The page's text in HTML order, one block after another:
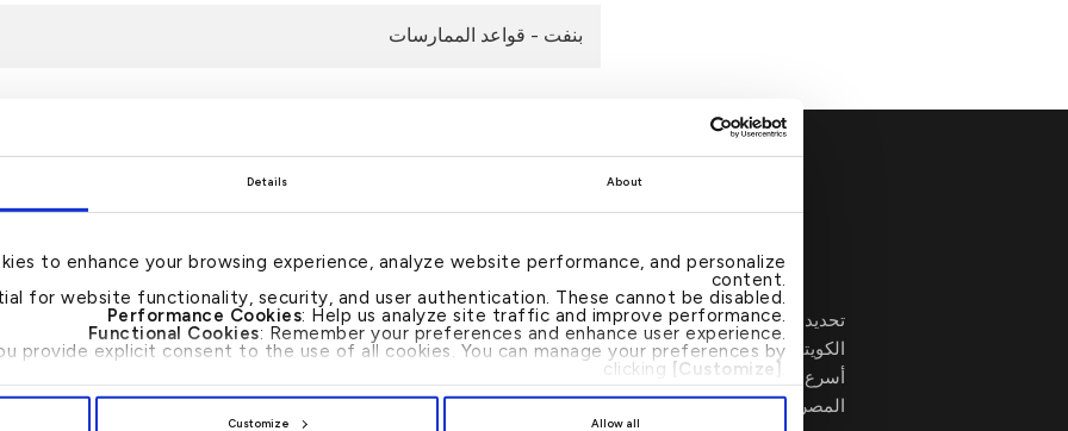
Details About
to enhance your browsing experience, analyze website performance, and personalize
content.
for website functionality, security, and user authentication. These cannot be disabled.
Performance Cookies: Help us analyze site traffic and improve performance.
Functional Cookies: Remember your preferences and enhance user experience.
provide explicit consent to the use of all cookies. You can manage your preferences by
clicking [Customize]
Customize Allow all
بنفت - قواعد الممارسات
تحديد موقع أي من فروع بيت التمويل
الكويتي أو أجهزة الصرف الآلي بات الآن
أسرع وأبسط من خلال محدد مواقع الفروع
المصرفية وأجهزة الصرف الآلي.
اتصل بنا 24/7 : 17221999